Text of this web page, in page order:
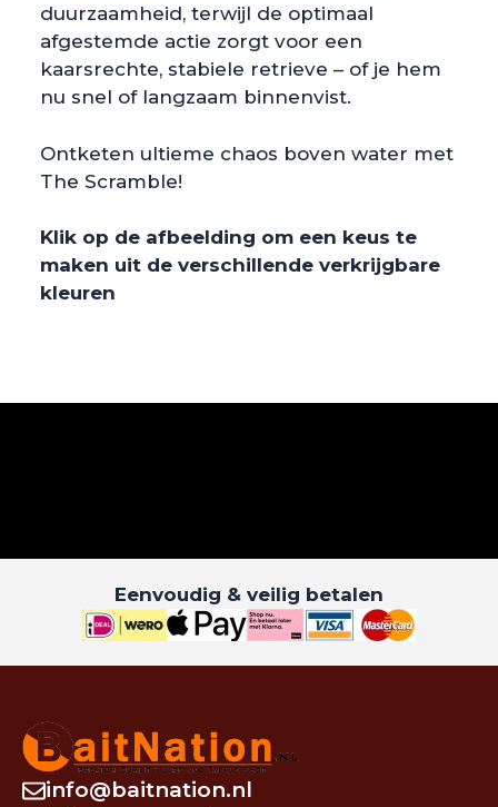
duurzaamheid, terwijl de optimaal
afgestemde actie zorgt voor een
kaarsrechte, stabiele retrieve – of je hem
nu snel of langzaam binnenvist.
Ontketen ultieme chaos boven water met
The Scramble!
Klik op de afbeelding om een keus te
maken uit de verschillende verkrijgbare
kleuren
Eenvoudig & veilig betalen
info@baitnation.nl